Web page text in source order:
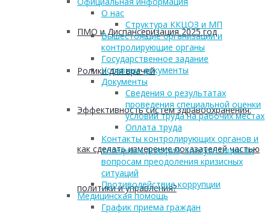
ПМО и Диспансеризация 2025 год
Ролики для врачей
Эффективность систем здравоохранения:
как сделать измерение показателей частью
политики и управления?
О нас
Структура ККЦОЗ и МП
Вышестоящие организации и
контролирующие органы
Государственное задание
Уставные документы
Документы
Сведения о результатах
проведения специальной оценки
условий труда на рабочих местах
Оплата труда
Контакты контролирующих органов и
телефоны доверия, консультации по
вопросам преодоления кризисных
ситуаций
Противодействие коррупции
Медицинская помощь
График приема граждан